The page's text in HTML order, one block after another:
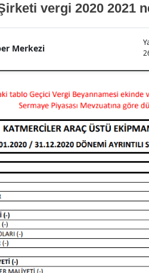
vergi 2020 2021
Merkezi